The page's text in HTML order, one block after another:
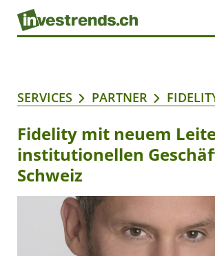
SERVICES PARTNER
Fidelity mit neuem
institutionellen
Schweiz